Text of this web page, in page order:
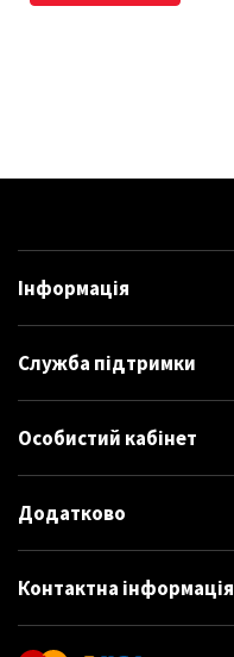
Інформація
Служба підтримки
Особистий кабінет
Додатково
Контактна інформація